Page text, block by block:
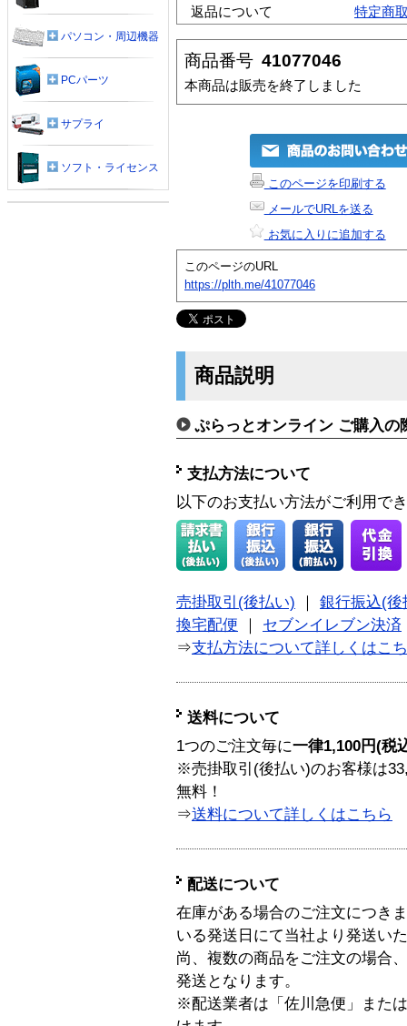
返品について
特定商
商品番号 41077046
本商品は販売を終了しました
このページを印刷する
メールでURLを送る
お気に入りに追加する
このページのURL
https://plth.me/41077046
商品説明
ぷらっとオンライン ご購入の
支払方法について
以下のお支払い方法がご利用で
売掛取引(後払い)
銀行振込(後
換宅配便
セブンイレブン決済
⇒支払方法について詳しくはこ
送料について
1つのご注文毎に一律1,100円(税
※売掛取引(後払い)のお客様は
無料！
⇒送料について詳しくはこちら
配送について
在庫がある場合のご注文につき
いる発送日にて当社より発送い
尚、複数の商品をご注文の場合
発送となります。
※配送業者は「佐川急便」また
パソコン・周辺機器
PCパーツ
サプライ
ソフト・ライセンス